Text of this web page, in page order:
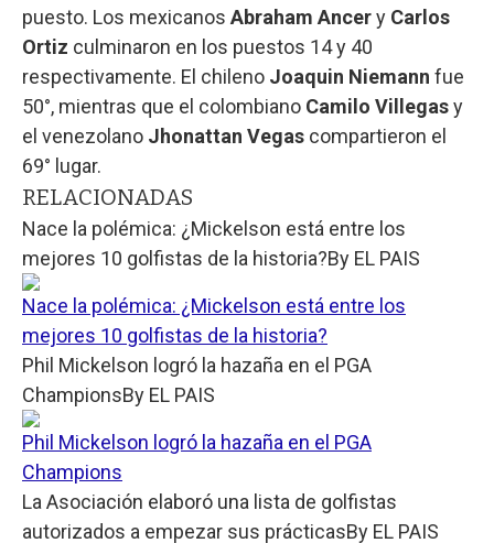
puesto. Los mexicanos Abraham Ancery Carlos
Ortiz culminaron en los puestos 14 y 40
respectivamente. El chileno Joaquin Niemann fue
50°, mientras que el colombiano Camilo Villegasy
el venezolano Jhonattan Vegas compartieron el
69° lugar.
RELACIONADAS
Nace la polémica: ¿Mickelson está entre los
mejores 10 golfistas de la historia?By EL PAIS
Nace la polémica: ¿Mickelson está entre los
mejores 10 golfistas de la historia?
Phil Mickelson logró la hazaña en el PGA
ChampionsBy EL PAIS
Phil Mickelson logró la hazaña en el PGA
Champions
La Asociación elaboró una lista de golfistas
autorizados a empezar sus prácticasBy EL PAIS